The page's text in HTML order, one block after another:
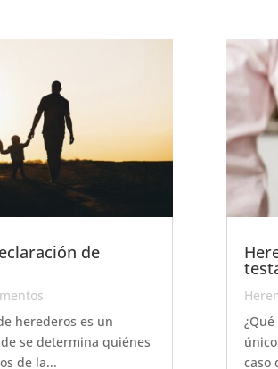
de
herederos es un
se determina quiénes
de la...
caso